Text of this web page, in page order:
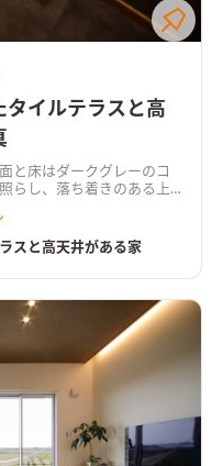
タイルテラスと高
と床はダークグレーのコ
らし、落ち着きのある上
スと高天井がある家